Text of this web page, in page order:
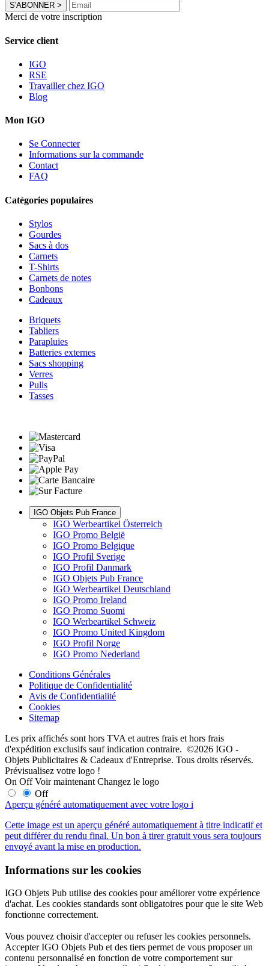
S'ABONNER >
Merci de votre inscription
Service client
IGO
RSE
Travailler chez IGO
Blog
Mon IGO
Se Connecter
Informations sur la commande
Contact
FAQ
Catégories populaires
Stylos
Gourdes
Sacs à dos
Carnets
T-Shirts
Carnets de notes
Bonbons
Cadeaux
Briquets
Tabliers
Parapluies
Batteries externes
Sacs shopping
Verres
Pulls
Tasses
IGO Objets Pub France
IGO Werbeartikel Österreich
IGO Promo België
IGO Promo Belgique
IGO Profil Sverige
IGO Profil Danmark
IGO Objets Pub France
IGO Werbeartikel Deutschland
IGO Promo Ireland
IGO Promo Suomi
IGO Werbeartikel Schweiz
IGO Promo United Kingdom
IGO Profil Norge
IGO Promo Nederland
Conditions Générales
Politique de Confidentialité
Avis de Confidentialité
Cookies
Sitemap
Les prix affichés sont hors TVA et autres frais et hors frais
d'expédition exclusifs sauf indication contraire. ©2026 IGO -
Objets Publicitaires & Cadeaux d'Entreprise. Tous droits réservés.
Prévisualisez votre logo !
On Off Voir maintenant Changez le logo
Off
Aperçu généré automatiquement avec votre logo i
Cette image est un aperçu généré automatiquement à titre indicatif et
peut différer du rendu final. Un bon à tirer gratuit vous sera toujours
envoyé avant la mise en production.
Informations sur les cookies
IGO Objets Pub utilise des cookies pour améliorer votre expérience
d'achat. Les cookies standards sont obligatoires pour que le site Web
fonctionne correctement.
Vous pouvez choisir d'accepter ou refuser les cookies personnels.
Accepter IGO Objets Pub et des tiers permet de vous proposer un
contenu personnalisé en fonction de votre comportement sur